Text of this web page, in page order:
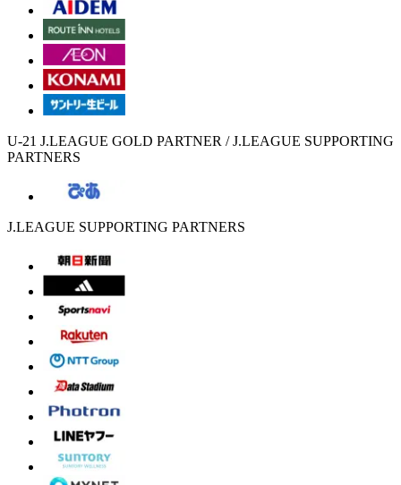
U-21 J.LEAGUE GOLD PARTNER / J.LEAGUE SUPPORTING
PARTNERS
J.LEAGUE SUPPORTING PARTNERS